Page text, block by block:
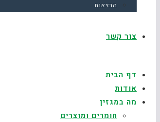
הרצאות
צור קשר
דף הבית
אודות
מה במגזין
חומרים ומוצרים